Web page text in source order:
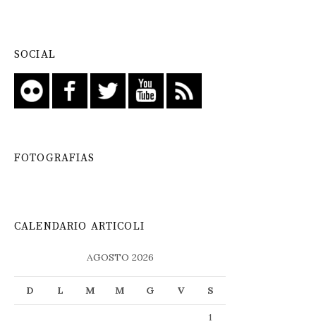
SOCIAL
FOTOGRAFIAS
CALENDARIO ARTICOLI
AGOSTO 2026
D L M M G V S
1